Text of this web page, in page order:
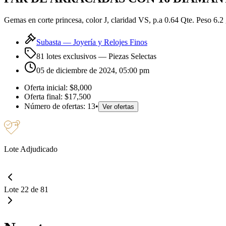
Gemas en corte princesa, color J, claridad VS, p.a 0.64 Qte. Peso 6.2
Subasta — Joyería y Relojes Finos
81 lotes exclusivos — Piezas Selectas
05 de diciembre de 2024, 05:00 pm
Oferta inicial: $8,000
Oferta final: $17,500
Número de ofertas: 13• Ver ofertas
Lote Adjudicado
Lote 22 de 81